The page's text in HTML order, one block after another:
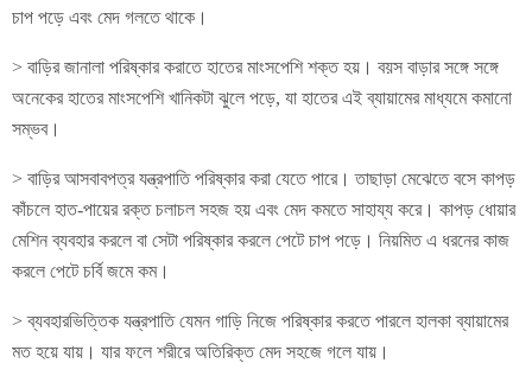
চাপ পড়ে এবং মেদ গলতে থাকে।
> বাড়ির জানালা পরিষ্কার করাতে হাতের মাংসপেশি শক্ত হয়। বয়স বাড়ার সঙ্গে সঙ্গে
অনেকের হাতের মাংসপেশি খানিকটা ঝুলে পড়ে, যা হাতের এই ব্যায়ামের মাধ্যমে কমানো
সম্ভব।
> বাড়ির আসবাবপত্র যন্ত্রপাতি পরিষ্কার করা যেতে পারে। তাছাড়া মেঝেতে বসে কাপড়
কাঁচলে হাত-পায়ের রক্ত চলাচল সহজ হয় এবং মেদ কমতে সাহায্য করে। কাপড় ধোয়ার
মেশিন ব্যবহার করলে বা সেটা পরিষ্কার করলে পেটে চাপ পড়ে। নিয়মিত এ ধরনের কাজ
করলে পেটে চর্বি জমে কম।
> ব্যবহারভিত্তিক যন্ত্রপাতি যেমন গাড়ি নিজে পরিষ্কার করতে পারলে হালকা ব্যায়ামের
মত হয়ে যায়। যার ফলে শরীরে অতিরিক্ত মেদ সহজে গলে যায়।